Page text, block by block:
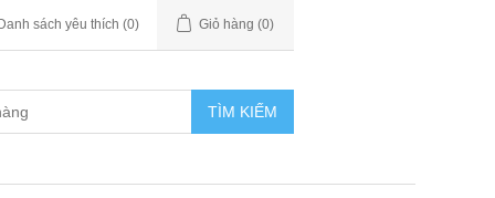
Danh sách yêu thích (0) Giỏ hàng (0)
TÌM KIẾM